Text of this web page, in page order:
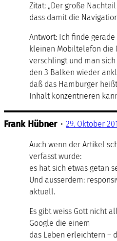
Zitat: „Der große
dass damit die
Antwort: Ich finde
kleinen Mobiltelefon die
verschlingt und man
den 3 Balken wieder
daß das Hamburger
Inhalt konzentrieren
Frank Hübner • 29. Oktober
Auch wenn der Artikel
verfasst wurde:
es hat sich etwas getan
Und ausserdem:
aktuell.
Es gibt weiss Gott nicht
Google die einem
das Leben erleichtern –